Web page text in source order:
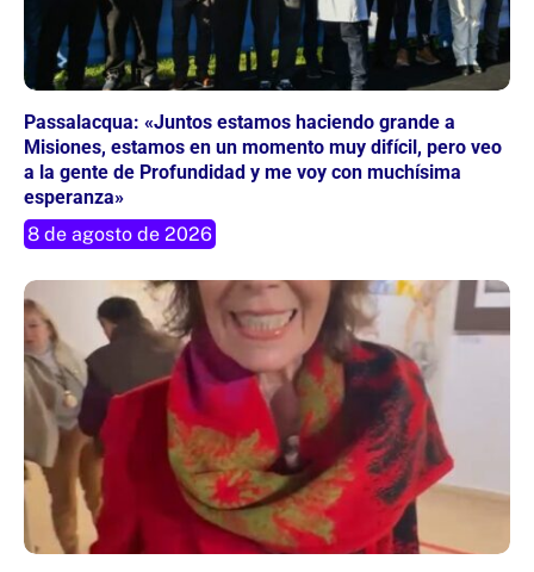
Passalacqua: «Juntos estamos haciendo grande a
Misiones, estamos en un momento muy difícil, pero veo
a la gente de Profundidad y me voy con muchísima
esperanza»
8 de agosto de 2026